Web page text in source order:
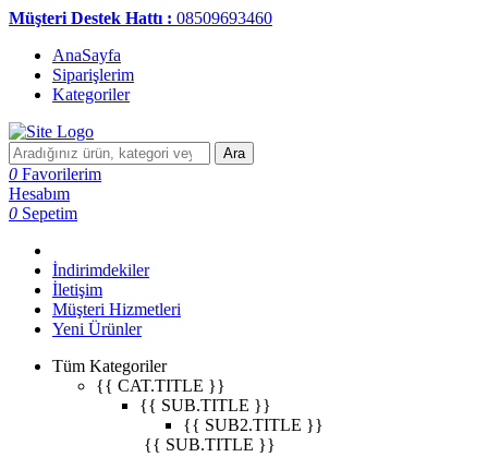
Müşteri Destek Hattı : 08509693460
AnaSayfa
Siparişlerim
Kategoriler
Ara
0 Favorilerim
Hesabım
0 Sepetim
İndirimdekiler
İletişim
Müşteri Hizmetleri
Yeni Ürünler
Tüm Kategoriler
{{ CAT.TITLE }}
{{ SUB.TITLE }}
{{ SUB2.TITLE }}
{{ SUB.TITLE }}